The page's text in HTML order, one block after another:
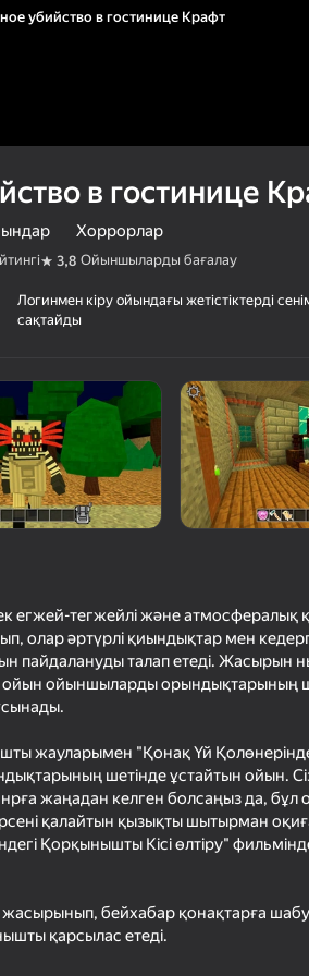
убийство в гостинице Крафт
Бас тарту
убийство в
гостинице
Крафт
MirraGames
Оқиғалы ойындар
Хоррорлар
Ойындарының Рейтингі
бағалау
Ойнау
Ойын туралы толығырақ
Жүктеу
в гостинице
Хоррорлар
3,8 Ойыншыларды бағалау
Логинмен кіру ойындағы жетістіктерді
сақтайды
егжей-тегжейлі және атмосфералық
олар әртүрлі қиындықтар мен
пайдалануды талап етеді. Жасырын
ойын ойыншыларды орындықтарының
жауларымен "Қонақ Үй
шетінде ұстайтын ойын.
жаңадан келген болсаңыз да, бұл
қалайтын қызықты шытырман
Қорқынышты Кісі өлтіру" фильмінде
бейхабар қонақтарға
қарсылас етеді.